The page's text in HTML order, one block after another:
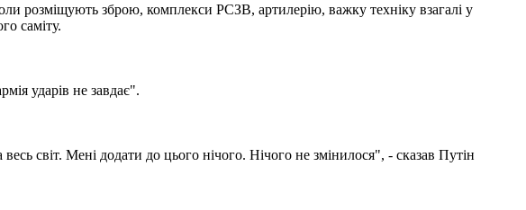
розміщують зброю, комплекси РСЗВ, артилерію, важку техніку взагалі у
саміту.
ударів не завдає".
світ. Мені додати до цього нічого. Нічого не змінилося", - сказав Путін